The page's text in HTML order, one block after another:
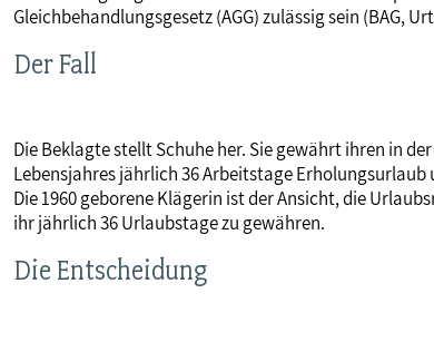
MITBESTIMMUNG
Gleichbehandlungsgesetz (AGG) zulässig sein (BAG,
Der Fall
Die Beklagte stellt Schuhe her. Sie gewährt ihren in
Lebensjahres jährlich 36 Arbeitstage
Die 1960 geborene Klägerin ist der Ansicht, die
ihr jährlich 36 Urlaubstage zu gewähren.
Die Entscheidung